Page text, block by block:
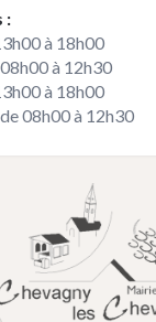
:
à 18h00
à 12h30
à 18h00
08h00 à 12h30